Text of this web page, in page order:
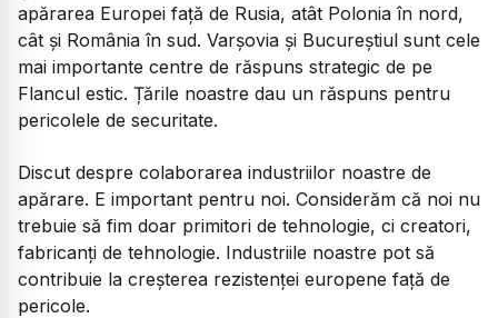
apărarea Europei față de Rusia, atât Polonia în nord,
cât și România în sud. Varșovia și Bucureștiul sunt cele
mai importante centre de răspuns strategic de pe
Flancul estic. Țările noastre dau un răspuns pentru
pericolele de securitate.
Discut despre colaborarea industriilor noastre de
apărare. E important pentru noi. Considerăm că noi nu
trebuie să fim doar primitori de tehnologie, ci creatori,
fabricanți de tehnologie. Industriile noastre pot să
contribuie la creșterea rezistenței europene față de
pericole.